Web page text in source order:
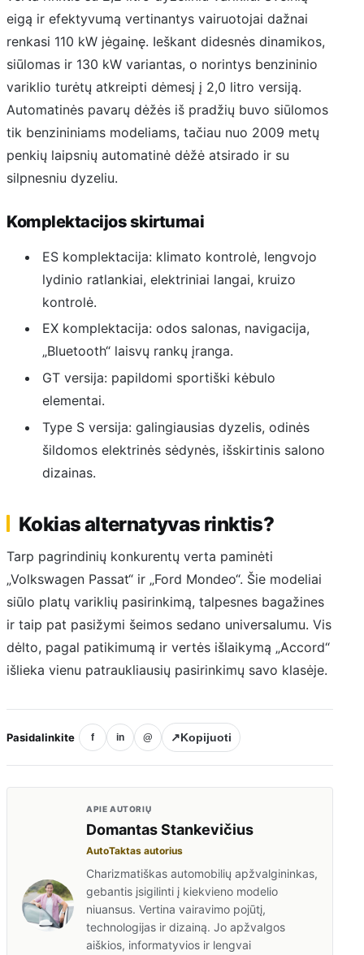
eigą ir efektyvumą vertinantys vairuotojai dažnai
renkasi 110 kW jėgainę. Ieškant didesnės dinamikos,
siūlomas ir 130 kW variantas, o norintys benzininio
variklio turėtų atkreipti dėmesį į 2,0 litro versiją.
Automatinės pavarų dėžės iš pradžių buvo siūlomos
tik benzininiams modeliams, tačiau nuo 2009 metų
penkių laipsnių automatinė dėžė atsirado ir su
silpnesniu dyzeliu.
Komplektacijos skirtumai
ES komplektacija: klimato kontrolė, lengvojo
lydinio ratlankiai, elektriniai langai, kruizo
kontrolė.
EX komplektacija: odos salonas, navigacija,
„Bluetooth“ laisvų rankų įranga.
GT versija: papildomi sportiški kėbulo
elementai.
Type S versija: galingiausias dyzelis, odinės
šildomos elektrinės sėdynės, išskirtinis salono
dizainas.
Kokias alternatyvas rinktis?
Tarp pagrindinių konkurentų verta paminėti
„Volkswagen Passat“ ir „Ford Mondeo“. Šie modeliai
siūlo platų variklių pasirinkimą, talpesnes bagažines
ir taip pat pasižymi šeimos sedano universalumu. Vis
dėlto, pagal patikimumą ir vertės išlaikymą „Accord“
išlieka vienu patraukliausių pasirinkimų savo klasėje.
Pasidalinkite f in @ ↗Kopijuoti
APIE AUTORIŲ
Domantas Stankevičius
AutoTaktas autorius
Charizmatiškas automobilių apžvalgininkas,
gebantis įsigilinti į kiekvieno modelio
niuansus. Vertina vairavimo pojūtį,
technologijas ir dizainą. Jo apžvalgos
aiškios, informatyvios ir lengvai